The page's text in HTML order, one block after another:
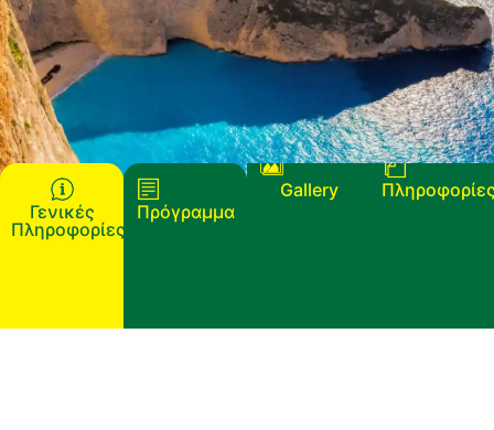
Γενικές
Πληροφορίες
Πρόγραμμα
Gallery